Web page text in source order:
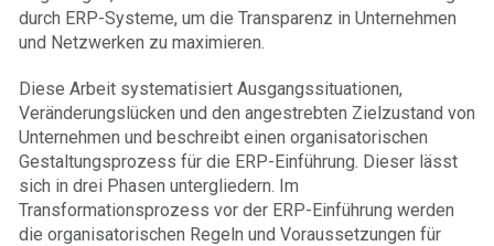
durch ERP-Systeme, um die Transparenz in Unternehmen
und Netzwerken zu maximieren.
Diese Arbeit systematisiert Ausgangssituationen,
Veränderungslücken und den angestrebten Zielzustand von
Unternehmen und beschreibt einen organisatorischen
Gestaltungsprozess für die ERP-Einführung. Dieser lässt
sich in drei Phasen untergliedern. Im
Transformationsprozess vor der ERP-Einführung werden
die organisatorischen Regeln und Voraussetzungen für